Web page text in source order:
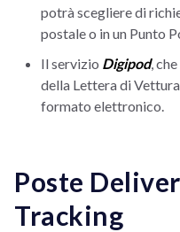
potrà scegliere di
postale o in un Punto
Il servizio Digipod,
della Lettera di
formato elettronico.
Poste
Tracking